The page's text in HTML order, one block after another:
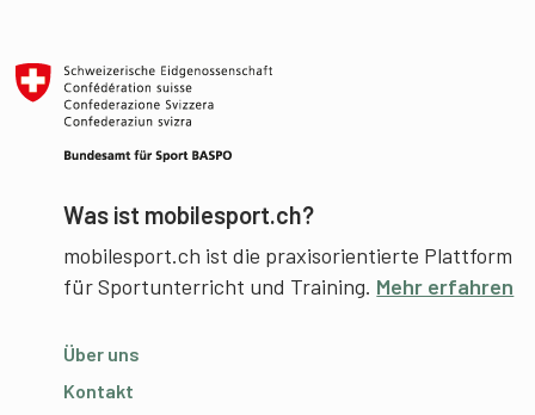
Was ist mobilesport.ch?
mobilesport.ch ist die praxisorientierte Plattform
für Sportunterricht und Training. Mehr erfahren
Über uns
Kontakt